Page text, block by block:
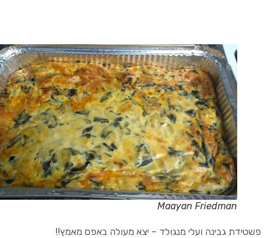
Maayan Friedman
פשטידת גבינה ועלי מנגולד – יצא מעולה באפס מאמץ!!